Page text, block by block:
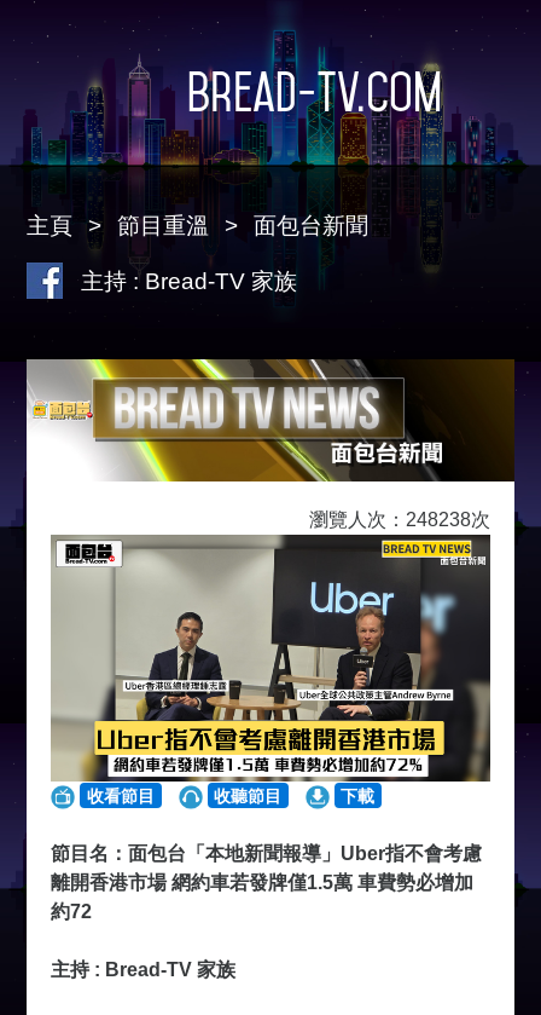
Bread-TV.com
主頁 節目重溫 面包台新聞
主持 : Bread-TV 家族
瀏覽人次：248238次
收看節目 收聽節目 下載
節目名：面包台「本地新聞報導」Uber指不會考慮
離開香港市場 網約車若發牌僅1.5萬 車費勢必增加
約72
主持 : Bread-TV 家族